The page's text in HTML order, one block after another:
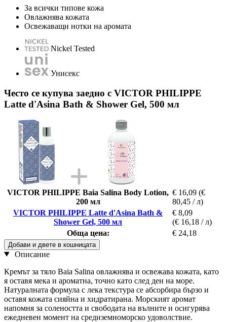
За всички типове кожа
Овлажнява кожата
Освежаващи нотки на аромата
Nickel Tested
Унисекс
Често се купува заедно с VICTOR PHILIPPE
Latte d'Asina Bath & Shower Gel, 500 мл
VICTOR PHILIPPE Baia Salina Body Lotion,
200 мл
€ 16,09 (€
80,45 / л)
VICTOR PHILIPPE Latte d'Asina Bath &
Shower Gel, 500 мл
€ 8,09
(€ 16,18 / л)
Обща цена:
€ 24,18
Добави и двете в кошницата
Описание
Кремът за тяло Baia Salina овлажнява и освежава кожата, като
я оставя мека и ароматна, точно като след ден на море.
Натуралната формула с лека текстура се абсорбира бързо и
оставя кожата сияйна и хидратирана. Морският аромат
напомня за солеността и свободата на вълните и осигурява
ежедневен момент на средиземноморско удоволствие.